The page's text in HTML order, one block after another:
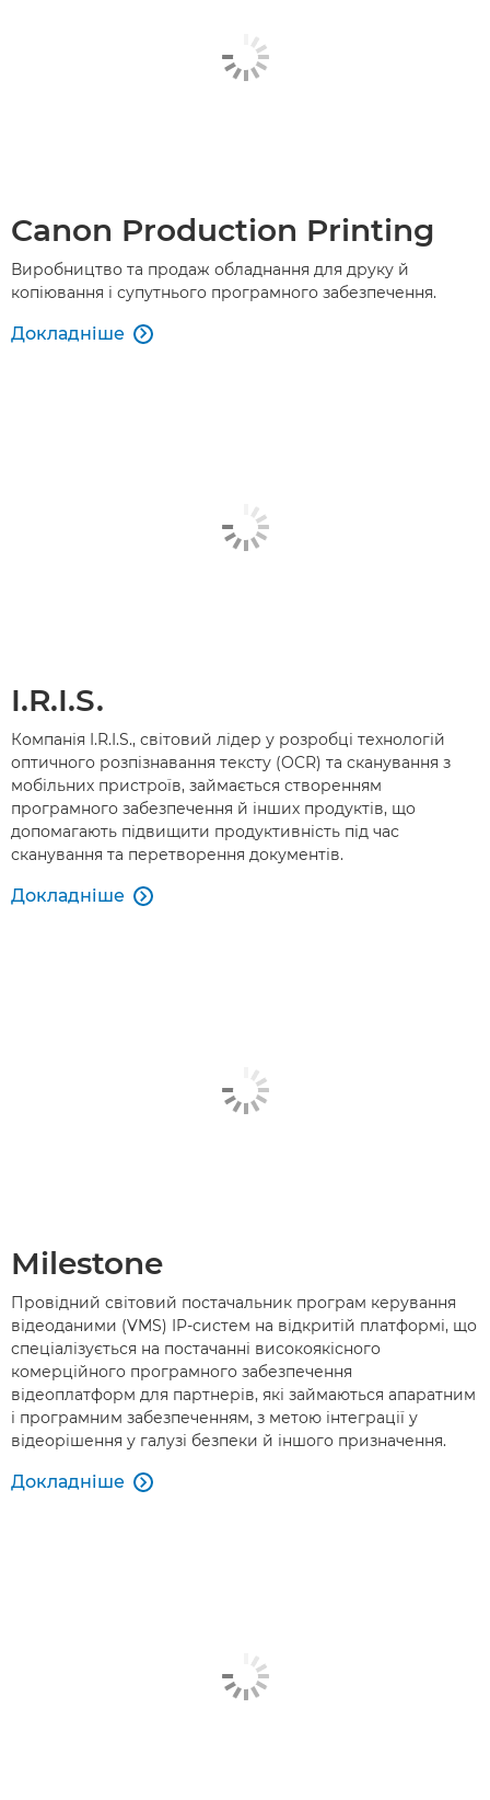
Canon Production Printing
Виробництво та продаж обладнання для друку й
копіювання і супутнього програмного забезпечення.
Докладніше 
I.R.I.S.
Компанія I.R.I.S., світовий лідер у розробці технологій
оптичного розпізнавання тексту (OCR) та сканування з
мобільних пристроїв, займається створенням
програмного забезпечення й інших продуктів, що
допомагають підвищити продуктивність під час
сканування та перетворення документів.
Докладніше 
Milestone
Провідний світовий постачальник програм керування
відеоданими (VMS) IP-систем на відкритій платформі, що
спеціалізується на постачанні високоякісного
комерційного програмного забезпечення
відеоплатформ для партнерів, які займаються апаратним
і програмним забезпеченням, з метою інтеграції у
відеорішення у галузі безпеки й іншого призначення.
Докладніше 